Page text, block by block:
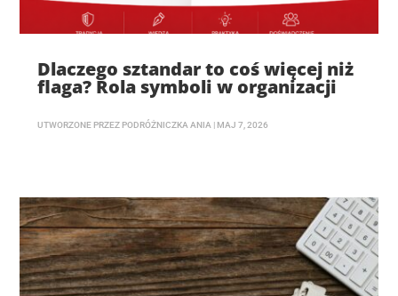
Dlaczego sztandar to coś więcej niż
flaga? Rola symboli w organizacji
UTWORZONE PRZEZ PODRÓŻNICZKA ANIA | MAJ 7, 2026